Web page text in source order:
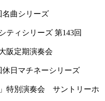
名曲シリーズ
ティシリーズ 第143回
阪定期演奏会
休日マチネーシリーズ
特別演奏会 サントリーホ